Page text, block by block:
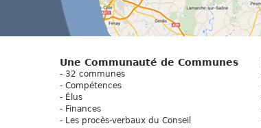
Une Communauté de Communes
32 communes
Compétences
Élus
Finances
Les procès-verbaux du Conseil